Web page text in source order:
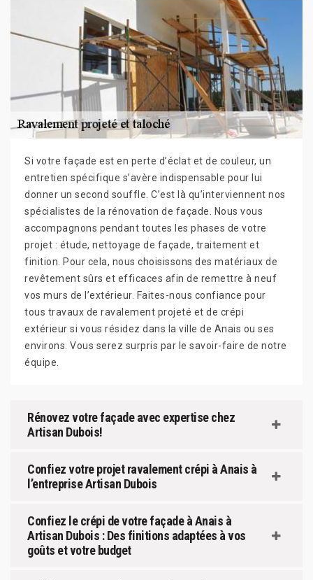
Si votre façade est en perte d’éclat et de couleur, un
entretien spécifique s’avère indispensable pour lui
donner un second souffle. C’est là qu’interviennent nos
spécialistes de la rénovation de façade. Nous vous
accompagnons pendant toutes les phases de votre
projet : étude, nettoyage de façade, traitement et
finition. Pour cela, nous choisissons des matériaux de
revêtement sûrs et efficaces afin de remettre à neuf
vos murs de l’extérieur. Faites-nous confiance pour
tous travaux de ravalement projeté et de crépi
extérieur si vous résidez dans la ville de Anais ou ses
environs. Vous serez surpris par le savoir-faire de notre
équipe.
Rénovez votre façade avec expertise chez
Artisan Dubois!
Confiez votre projet ravalement crépi à Anais à
l’entreprise Artisan Dubois
Confiez le crépi de votre façade à Anais à
Artisan Dubois : Des finitions adaptées à vos
goûts et votre budget